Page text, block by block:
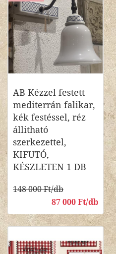
AB Kézzel festett
mediterrán falikar,
kék festéssel, réz
állitható
szerkezettel,
KIFUTÓ,
KÉSZLETEN 1 DB
148 000 Ft/db
87 000 Ft/db